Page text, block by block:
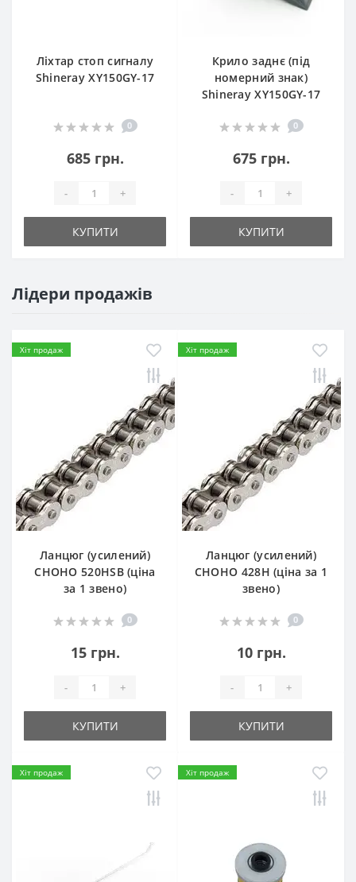
Ліхтар стоп сигналу
Shineray XY150GY-17
0
685 грн.
- +
КУПИТИ
Крило заднє (під
номерний знак)
Shineray XY150GY-17
0
675 грн.
- +
КУПИТИ
Лідери продажів
Хіт продаж
Ланцюг (усилений)
СHOHO 520HSB (ціна
за 1 звено)
0
15 грн.
- +
КУПИТИ
Хіт продаж
Ланцюг (усилений)
СHOHO 428H (ціна за 1
звено)
0
10 грн.
- +
КУПИТИ
Хіт продаж Хіт продаж